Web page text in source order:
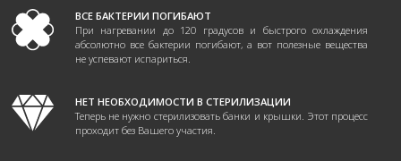
ВСЕ БАКТЕРИИ ПОГИБАЮТ
При нагревании до 120 градусов и быстрого охлаждения
абсолютно все бактерии погибают, а вот полезные вещества
не успевают испариться.
НЕТ НЕОБХОДИМОСТИ В СТЕРИЛИЗАЦИИ
Теперь не нужно стерилизовать банки и крышки. Этот процесс
проходит без Вашего участия.